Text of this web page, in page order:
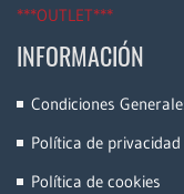
***OUTLET***
INFORMACIÓN
Condiciones
Política de privacidad
Política de cookies